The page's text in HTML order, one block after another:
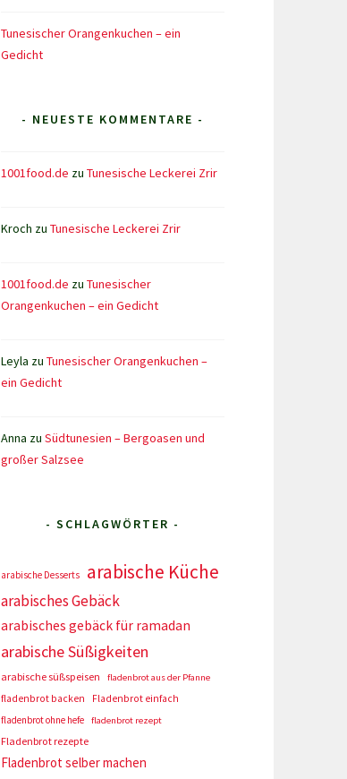
Tunesischer Orangenkuchen – ein
Gedicht
- NEUESTE KOMMENTARE -
1001food.de zu Tunesische Leckerei Zrir
Kroch zu Tunesische Leckerei Zrir
1001food.de zu Tunesischer
Orangenkuchen – ein Gedicht
Leyla zu Tunesischer Orangenkuchen –
ein Gedicht
Anna zu Südtunesien – Bergoasen und
großer Salzsee
- SCHLAGWÖRTER -
arabische Desserts arabische Küche
arabisches Gebäck
arabisches gebäck für ramadan
arabische Süßigkeiten
arabische süßspeisen fladenbrot aus der Pfanne
fladenbrot backen
Fladenbrot einfach
fladenbrot ohne hefe
fladenbrot rezept
Fladenbrot rezepte
Fladenbrot selber machen